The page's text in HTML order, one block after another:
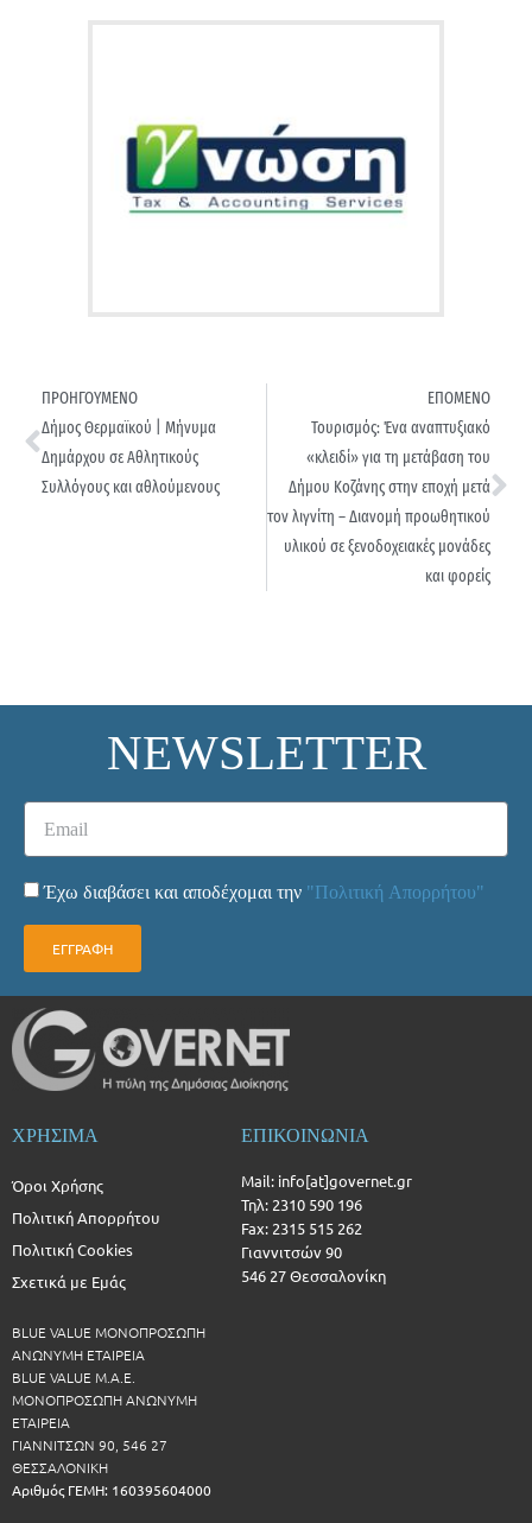
ΠΡΟΗΓΟΥΜΕΝΟ
Δήμος Θερμαϊκού | Μήνυμα
Δημάρχου σε Αθλητικούς
Συλλόγους και αθλούμενους
ΕΠΟΜΕΝΟ
Τουρισμός: Ένα αναπτυξιακό
«κλειδί» για τη μετάβαση του
Δήμου Κοζάνης στην εποχή μετά
τον λιγνίτη – Διανομή προωθητικού
υλικού σε ξενοδοχειακές μονάδες
και φορείς
NEWSLETTER
Έχω διαβάσει και αποδέχομαι την "Πολιτική Απορρήτου"
ΕΓΓΡΑΦΗ
ΧΡΗΣΙΜΑ
Όροι Χρήσης
Πολιτική Απορρήτου
Πολιτική Cookies
Σχετικά με Εμάς
BLUE VALUE ΜΟΝΟΠΡΟΣΩΠΗ
ΑΝΩΝΥΜΗ ΕΤΑΙΡΕΙΑ
BLUE VALUE Μ.Α.Ε.
ΜΟΝΟΠΡΟΣΩΠΗ ΑΝΩΝΥΜΗ
ΕΤΑΙΡΕΙΑ
ΓΙΑΝΝΙΤΣΩΝ 90, 546 27
ΘΕΣΣΑΛΟΝΙΚΗ
Αριθμός ΓΕΜΗ: 160395604000
ΕΠΙΚΟΙΝΩΝΙΑ
Mail: info[at]governet.gr
Τηλ: 2310 590 196
Fax: 2315 515 262
Γιαννιτσών 90
546 27 Θεσσαλονίκη